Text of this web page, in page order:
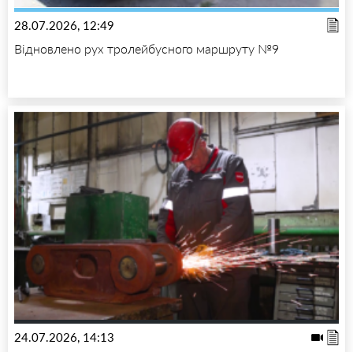
28.07.2026, 12:49
Відновлено рух тролейбусного маршруту №9
24.07.2026, 14:13